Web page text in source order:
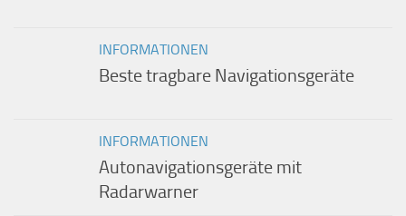
INFORMATIONEN
Beste tragbare Navigationsgeräte
INFORMATIONEN
Autonavigationsgeräte mit
Radarwarner